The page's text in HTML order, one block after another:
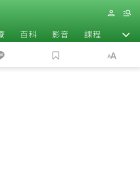
百科 影音 課程 退休